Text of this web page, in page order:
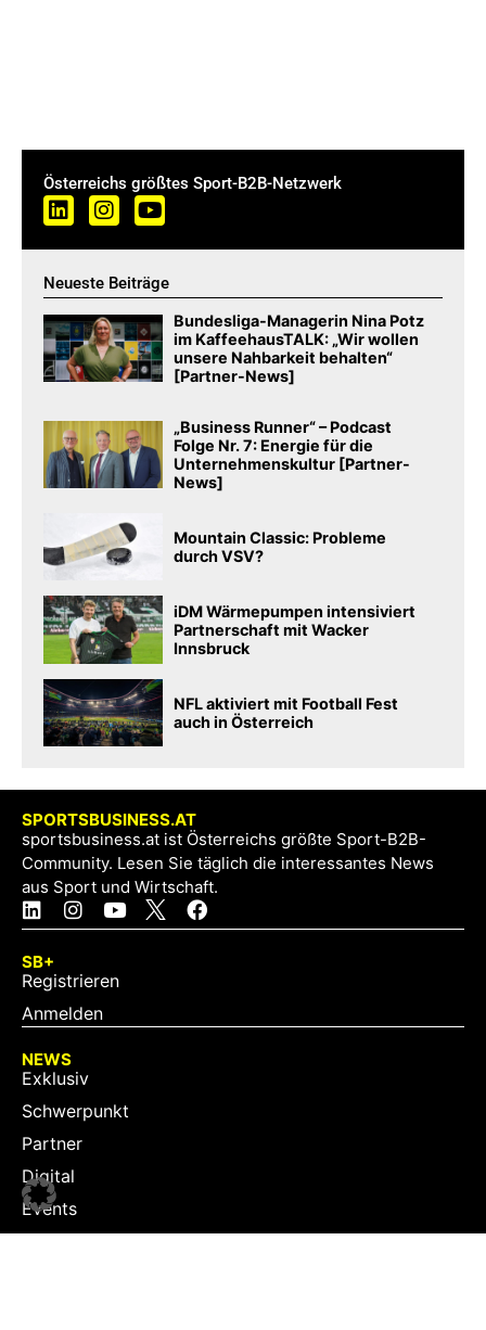
Österreichs größtes Sport-B2B-Netzwerk
Neueste Beiträge
Bundesliga-Managerin Nina Potz
im KaffeehausTALK: „Wir wollen
unsere Nahbarkeit behalten“
[Partner-News]
„Business Runner“ – Podcast
Folge Nr. 7: Energie für die
Unternehmenskultur [Partner-
News]
Mountain Classic: Probleme
durch VSV?
iDM Wärmepumpen intensiviert
Partnerschaft mit Wacker
Innsbruck
NFL aktiviert mit Football Fest
auch in Österreich
SPORTSBUSINESS.AT
sportsbusiness.at ist Österreichs größte Sport-B2B-
Community. Lesen Sie täglich die interessantes News
aus Sport und Wirtschaft.
SB+
Registrieren
Anmelden
NEWS
Exklusiv
Schwerpunkt
Partner
Digital
Events